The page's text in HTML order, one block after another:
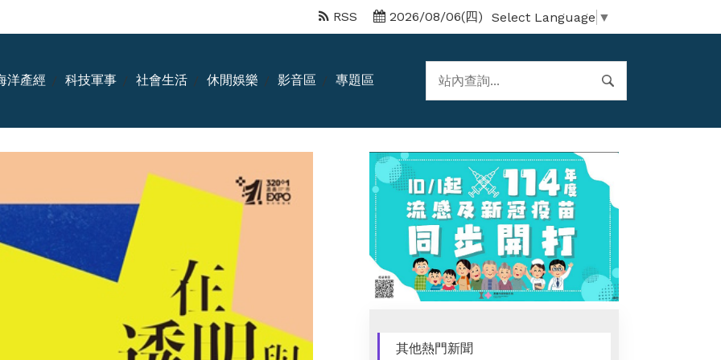
Select Language ▼
2026/08/06(四)
RSS
洋產經 科技軍事 社會生活 休閒娛樂 影音區 專題區
其他熱門新聞